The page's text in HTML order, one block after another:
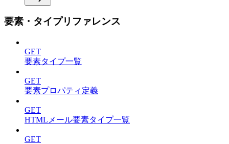
要素・タイプリファレンス
GET
要素タイプ一覧
GET
要素プロパティ定義
GET
HTMLメール要素タイプ一覧
GET